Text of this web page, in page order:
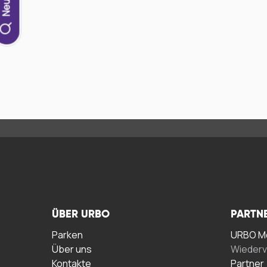
ÜBER URBO
Parken
Über uns
Kontakte
URBO
Partner